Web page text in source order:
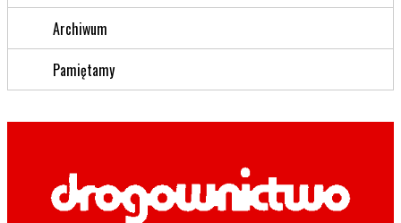
Archiwum
Pamiętamy